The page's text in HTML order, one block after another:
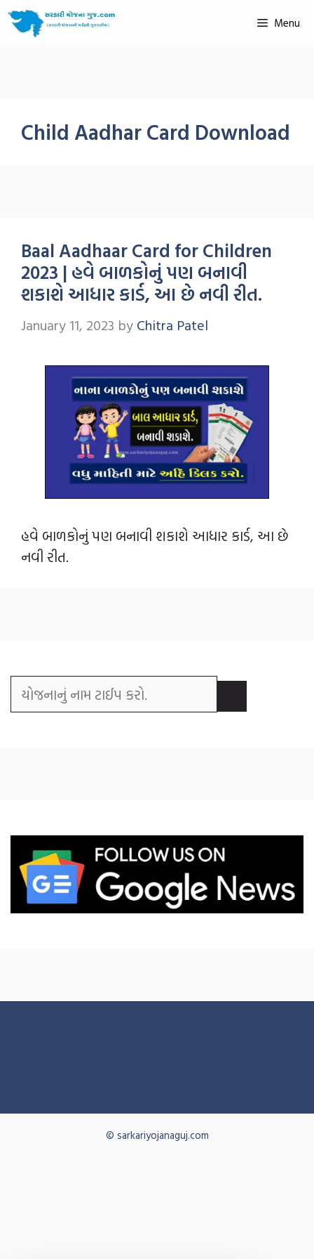
Menu
Child Aadhar Card Download
Baal Aadhaar Card for Children
2023 | હવે બાળકોનું પણ બનાવી
શકાશે આધાર કાર્ડ, આ છે નવી રીત.
January 11, 2023 by Chitra Patel
હવે બાળકોનું પણ બનાવી શકાશે આધાર કાર્ડ, આ છે
નવી રીત.
© sarkariyojanaguj.com